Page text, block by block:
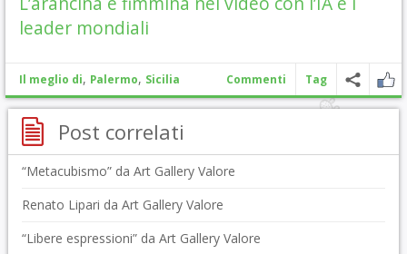
leader mondiali
Il meglio di, Palermo, Sicilia Commenti Tag
Post correlati
“Metacubismo” da Art Gallery Valore
Renato Lipari da Art Gallery Valore
“Libere espressioni” da Art Gallery Valore